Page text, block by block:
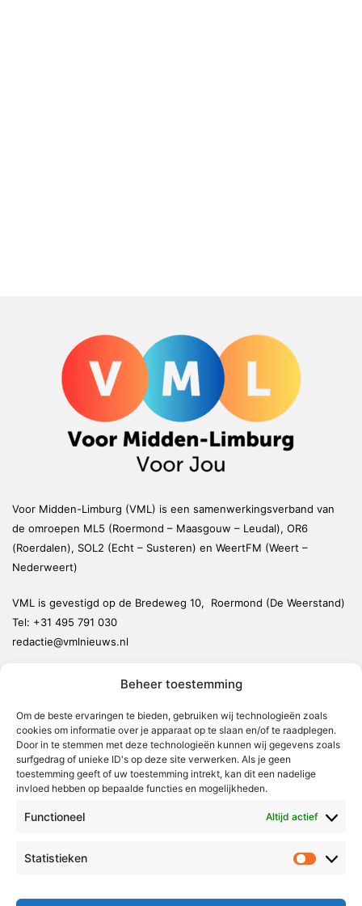
Beheer toestemming
Om de beste ervaringen te bieden, gebruiken wij technologieën zoals
cookies om informatie over je apparaat op te slaan en/of te raadplegen.
Door in te stemmen met deze technologieën kunnen wij gegevens zoals
surfgedrag of unieke ID's op deze site verwerken. Als je geen
toestemming geeft of uw toestemming intrekt, kan dit een nadelige
invloed hebben op bepaalde functies en mogelijkheden.
Functioneel Altijd actief
Statistieken
Voor Midden-Limburg (VML) is een samenwerkingsverband van
de omroepen ML5 (Roermond – Maasgouw – Leudal), OR6
(Roerdalen), SOL2 (Echt – Susteren) en WeertFM (Weert –
Nederweert)
VML is gevestigd op de Bredeweg 10, Roermond (De Weerstand)
Tel: +31 495 791 030
redactie@vmlnieuws.nl
Leudal
Maasgouw
Echt-Susteren
Radio & TV